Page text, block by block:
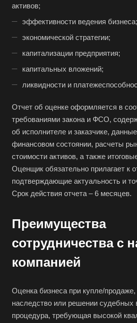
активов;
эффективности ведения бизнеса;
экономической стратегии;
капитализации предприятия;
капитальных вложений;
ликвидности и
Отчет об оценке оформляется в
требованиями закона и ФСО,
об исполнителе и заказчике,
финансовом состоянии, расчеты
стоимости активов, а также
Оценщик обязательно прилагает к
подтверждающие актуальность и
Срок действия отчета – 6 месяцев.
Преимущества
сотрудничества с
компанией
Оценка бизнеса при купле/продаже,
наследство или решении судебных
процедура, требующая высокой
Воскресенск
Воткинск
Всеволожск
Выборг
Выкса
Вязники
Вятские Поляны
Гатчина
Геленджик
Глазов
Горно-Алтайск